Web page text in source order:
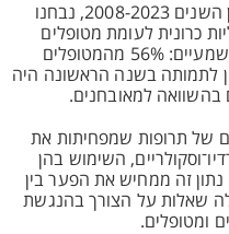
במחקר, שהתבסס על נתונים רחב בין השנים 2008-2023, נבחנו
כרונית לעומת מטופלים
שלא אובחנו כלל. הממצאים היו חד משמעיים: 56% מהמטופלים
לתמותה בשנה הראשונה היה
למאובחנים.
של תרופות שמפחיתות את
השימוש בהן
נתון זה ממחיש את הפער בין
שאלות על הצורך בהנגשת
ומטופלים.